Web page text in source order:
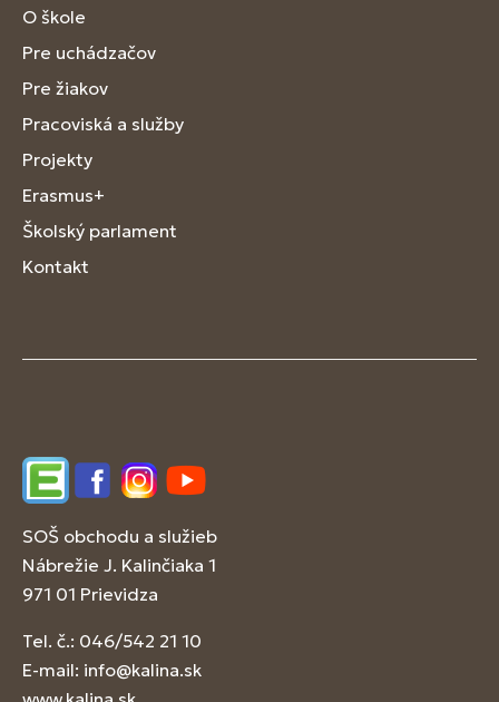
O škole
Pre uchádzačov
Pre žiakov
Pracoviská a služby
Projekty
Erasmus+
Školský parlament
Kontakt
EdupageFacebookInstagram
YouTube
SOŠ obchodu a služieb
Nábrežie J. Kalinčiaka 1
971 01 Prievidza
Tel. č.: 046/542 21 10
E-mail: info@kalina.sk